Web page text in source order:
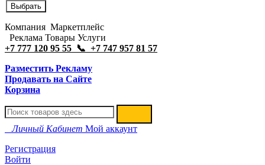
Компания Маркетплейс
Реклама Товары Услуги
+7 777 120 95 55 📞 +7 747 957 81 57
Разместить Рекламу
Продавать на Сайте
Корзина
Личный Кабинет Мой аккаунт
Регистрация
Войти